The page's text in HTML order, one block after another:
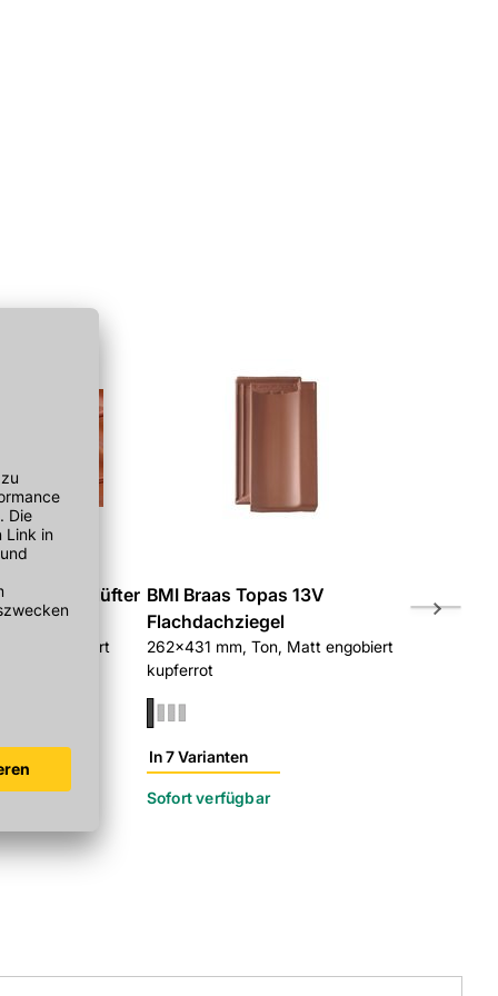
11V Sanilüfter
Matt engobiert
BMI Braas Topas 13V
Flachdachziegel
262x431 mm, Ton, Matt engobiert
kupferrot
In 7 Varianten
Sofort verfügbar